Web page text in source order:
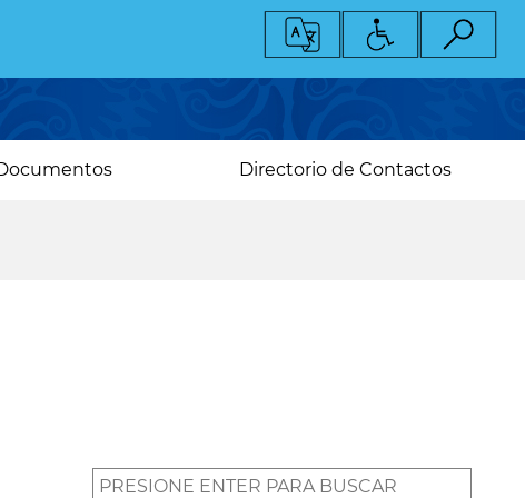
Directorio de Contactos